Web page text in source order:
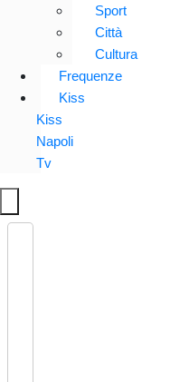
Sport
Città
Cultura
Frequenze
Kiss
Kiss
Napoli
Tv